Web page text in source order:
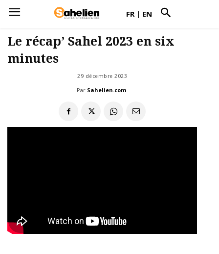
FR | EN
Le récap’ Sahel 2023 en six
minutes
29 décembre 2023
Par Sahelien.com